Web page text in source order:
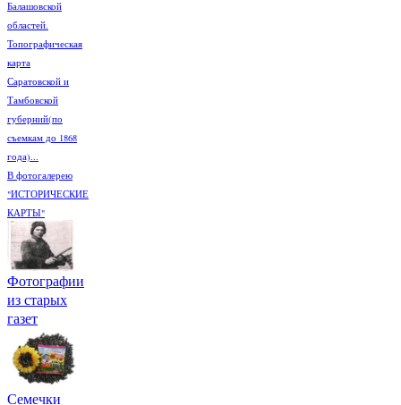
Балашовской
областей.
Топографическая
карта
Саратовской и
Тамбовской
губерний(по
съемкам до 1868
года)...
В фотогалерею
"ИСТОРИЧЕСКИЕ
КАРТЫ"
Фотографии
из старых
газет
Семечки